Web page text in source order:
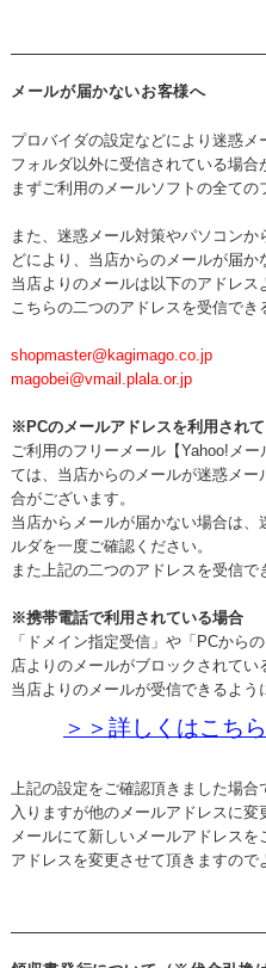
メールが届かないお客様へ
プロバイダの設定などにより迷惑
フォルダ以外に受信されている場合
まずご利用のメールソフトの全ての
また、迷惑メール対策やパソコン
どにより、当店からのメールが届か
当店よりのメールは以下のアドレス
こちらの二つのアドレスを受信でき
shopmaster@kagimago.co.jp
magobei@vmail.plala.or.jp
※PCのメールアドレスを利用され
ご利用のフリーメール【Yahoo!メ
ては、当店からのメールが迷惑メ
合がございます。
当店からメールが届かない場合は
ルダを一度ご確認ください。
また上記の二つのアドレスを受信で
※携帯電話で利用されている場合
「ドメイン指定受信」や「PCから
店よりのメールがブロックされてい
当店よりのメールが受信できるよう
＞＞詳しくはこち
上記の設定をご確認頂きました場
入りますが他のメールアドレスに変
メールにて新しいメールアドレス
アドレスを変更させて頂きますので